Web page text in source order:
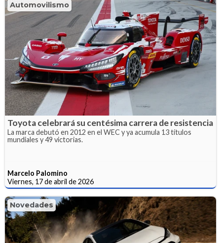
Automovilismo
Toyota celebrará su centésima carrera de resistencia
La marca debutó en 2012 en el WEC y ya acumula 13 títulos
mundiales y 49 victorias.
Marcelo Palomino
Viernes, 17 de abril de 2026
Novedades